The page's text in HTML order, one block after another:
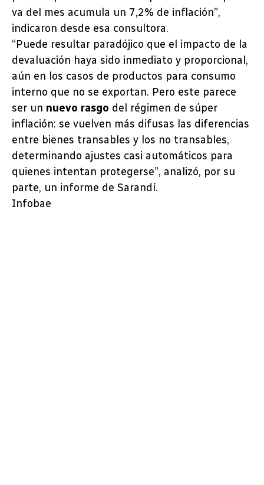
va del mes acumula un 7,2% de inflación”,
indicaron desde esa consultora.
“Puede resultar paradójico que el impacto de la
devaluación haya sido inmediato y proporcional,
aún en los casos de productos para consumo
interno que no se exportan. Pero este parece
ser un nuevo rasgo del régimen de súper
inflación: se vuelven más difusas las diferencias
entre bienes transables y los no transables,
determinando ajustes casi automáticos para
quienes intentan protegerse”, analizó, por su
parte, un informe de Sarandí.
Infobae